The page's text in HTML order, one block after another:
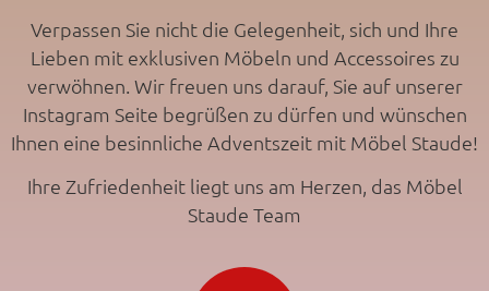
Verpassen Sie nicht die Gelegenheit, sich und Ihre
Lieben mit exklusiven Möbeln und Accessoires zu
verwöhnen. Wir freuen uns darauf, Sie auf unserer
Instagram Seite begrüßen zu dürfen und wünschen
Ihnen eine besinnliche Adventszeit mit Möbel Staude!
Ihre Zufriedenheit liegt uns am Herzen, das Möbel
Staude Team